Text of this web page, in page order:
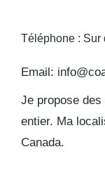
Téléphone : Sur
Email:
Je propose
entier. Ma
Canada.